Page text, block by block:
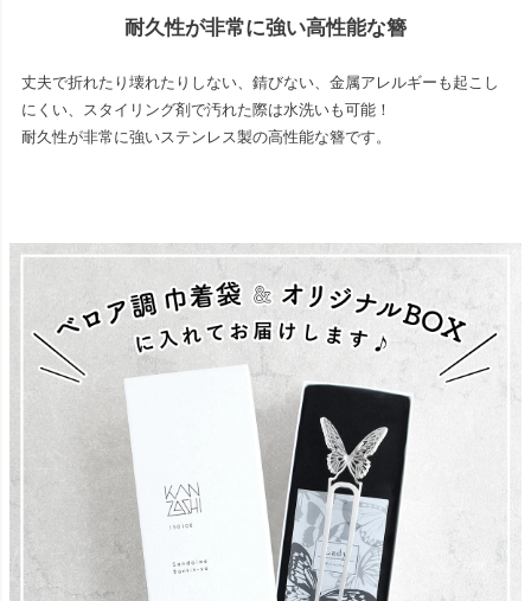
耐久性が非常に強い高性能な簪
丈夫で折れたり壊れたりしない、錆びない、金属アレルギーも起こし
にくい、スタイリング剤で汚れた際は水洗いも可能！
耐久性が非常に強いステンレス製の高性能な簪です。